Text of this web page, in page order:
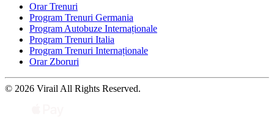
Orar Trenuri
Program Trenuri Germania
Program Autobuze Internaționale
Program Trenuri Italia
Program Trenuri Internaționale
Orar Zboruri
© 2026 Virail All Rights Reserved.